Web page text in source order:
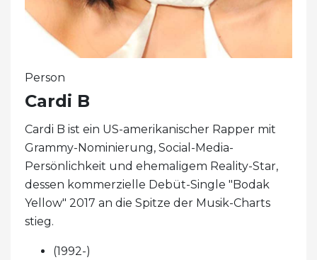
Person
Cardi B
Cardi B ist ein US-amerikanischer Rapper mit
Grammy-Nominierung, Social-Media-
Persönlichkeit und ehemaligem Reality-Star,
dessen kommerzielle Debüt-Single "Bodak
Yellow" 2017 an die Spitze der Musik-Charts
stieg.
(1992-)